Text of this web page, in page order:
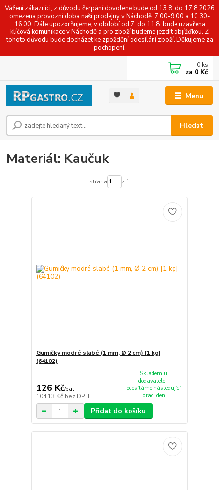
Vážení zákazníci, z důvodu čerpání dovolené bude od 13.8. do 17.8.2026
omezena provozní doba naší prodejny v Náchodě: 7:00-9:00 a 10:30-
16:00. Dále upozorňujeme, v období od 7. do 11.8. bude uzavřena
klíčová komunikace v Náchodě a pro zboží budeme jezdit objížďkou. Z
tohoto důvodu bude docházet ke zpoždění odesílání zboží. Děkujeme za
pochopení.
Menu
Hledat
0 ks
za 0 Kč
Materiál: Kaučuk
strana z 1
Gumičky modré slabé (1 mm, Ø 2 cm) [1 kg]
(64102)
126 Kč/bal.
104,13 Kč bez DPH
Skladem u
dodavatele -
odesíláme následující
prac. den
Přidat do košíku